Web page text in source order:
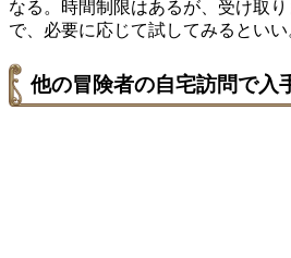
なる。時間制限はあるが、受け取
で、必要に応じて試してみるといい
他の冒険者の自宅訪問で入